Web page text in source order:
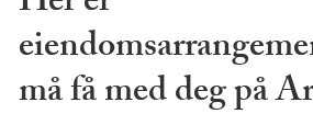
må få med deg på